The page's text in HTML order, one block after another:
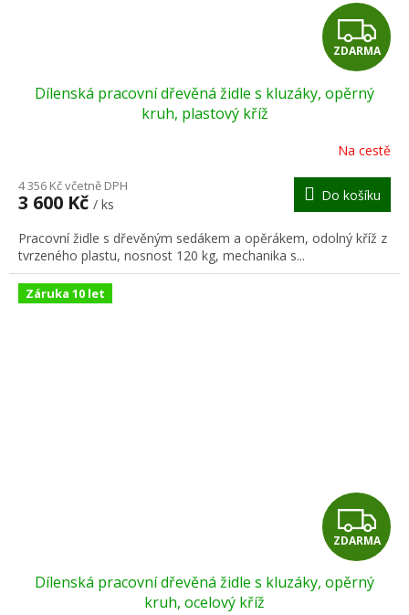
Z
D
R
M
A
ZDARMA
Dílenská pracovní dřevěná židle s kluzáky, opěrný
kruh, plastový kříž
Na cestě
4 356 Kč včetně DPH
3 600 Kč / ks
Do košíku
Pracovní židle s dřevěným sedákem a opěrákem, odolný kříž z
tvrzeného plastu, nosnost 120 kg, mechanika s...
Záruka 10 let
Z
D
ZDARMA
Dílenská pracovní dřevěná židle s kluzáky, opěrný
kruh, ocelový kříž